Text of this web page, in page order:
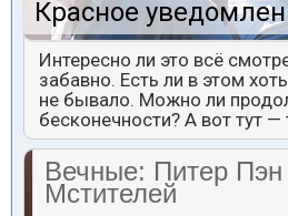
Красное
Интересно ли это всё
забавно. Есть ли в этом
не бывало. Можно ли
бесконечности? А вот тут
Вечные: Питер Пэн
Мстителей